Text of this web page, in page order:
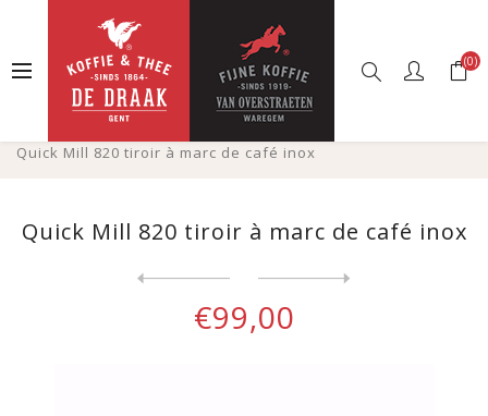
(0)
Boutique en ligne Cafés
Outils de Barista
Quick Mill 820 tiroir à marc de café inox
Quick Mill 820 tiroir à marc de café inox
€99,00